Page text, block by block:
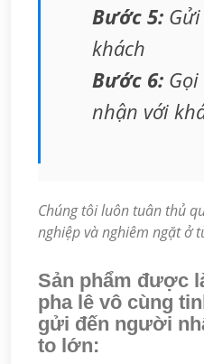
Bước 5:
khách
Bước 6:
nhận với
Chúng tôi luôn tuân thủ
nghiệp và nghiêm ngặt ở
Sản phẩm được
pha lê vô cùng
gửi đến người
to lớn: